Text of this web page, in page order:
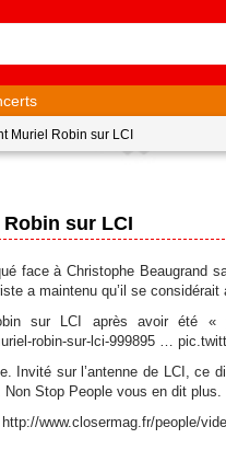
Muriel Robin sur LCI
sur LCI
face à Christophe Beaugrand
a maintenu qu’il se considérait
sur LCI après avoir été
robin-sur-lci-999895 …
sur l’antenne de LCI, ce
Stop People vous en dit plus.
www.closermag.fr/people/